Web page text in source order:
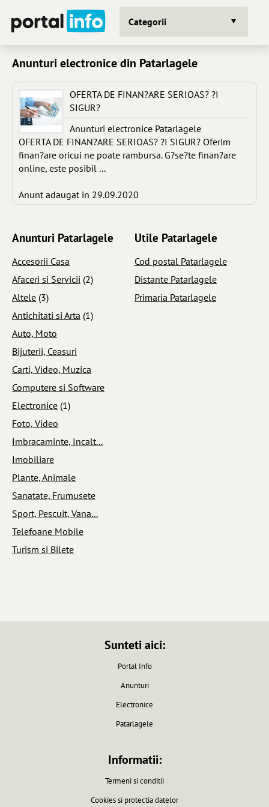
Categorii
Anunturi electronice din Patarlagele
OFERTA DE FINAN?ARE SERIOAS? ?I
SIGUR?
Anunturi electronice Patarlagele
OFERTA DE FINAN?ARE SERIOAS? ?I SIGUR? Oferim
finan?are oricui ne poate rambursa. G?se?te finan?are
online, este posibil ...
Anunt adaugat in 29.09.2020
Anunturi Patarlagele
Accesorii Casa
Afaceri si Servicii (2)
Altele (3)
Antichitati si Arta (1)
Auto, Moto
Bijuterii, Ceasuri
Carti, Video, Muzica
Computere si Software
Electronice (1)
Foto, Video
Imbracaminte, Incalt...
Imobiliare
Plante, Animale
Sanatate, Frumusete
Sport, Pescuit, Vana...
Telefoane Mobile
Turism si Bilete
Utile Patarlagele
Cod postal Patarlagele
Distante Patarlagele
Primaria Patarlagele
Sunteti aici:
Portal Info
Anunturi
Electronice
Patarlagele
Informatii:
Termeni si conditii
Cookies si protectia datelor